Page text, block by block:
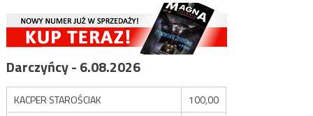
Darczyńcy - 6.08.2026
KACPER STAROŚCIAK
100,00